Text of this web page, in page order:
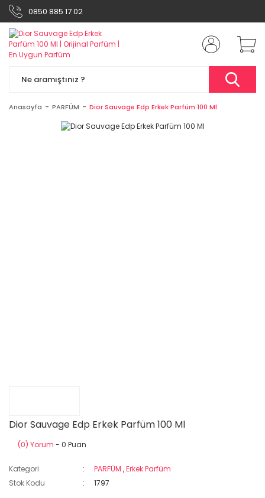
0850 885 17 02
Anasayfa PARFÜM Dior Sauvage Edp Erkek Parfüm 100 Ml
Dior Sauvage Edp Erkek Parfüm 100 Ml
(0) Yorum - 0 Puan
Kategori PARFÜM ,Erkek Parfüm
Stok Kodu
1797